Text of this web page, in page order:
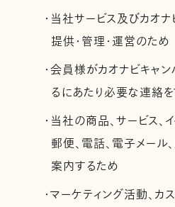
・当社サービス及びカオ
提供・管理・運営のため
・会員様がカオナビキャ
るにあたり必要な連絡
・当社の商品、サービス、
郵便、電話、電子メー
案内するため
・マーケティング活動、カ